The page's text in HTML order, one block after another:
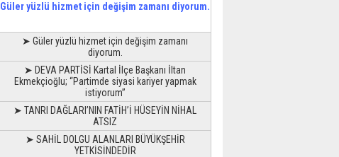
Güler yüzlü hizmet için değişim zamanı diyorum.
➤ Güler yüzlü hizmet için değişim zamanı
diyorum.
➤ DEVA PARTİSİ Kartal İlçe Başkanı İltan
Ekmekçioğlu; “Partimde siyasi kariyer yapmak
istiyorum”
➤ TANRI DAĞLARI’NIN FATİH’İ HÜSEYİN NİHAL
ATSIZ
➤ SAHİL DOLGU ALANLARI BÜYÜKŞEHİR
YETKİSİNDEDİR